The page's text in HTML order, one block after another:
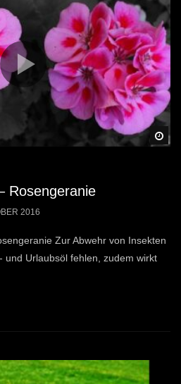
Rosengeranie
2016
Zur Abwehr von Insekten
und Urlaubsöl fehlen, zudem wirkt